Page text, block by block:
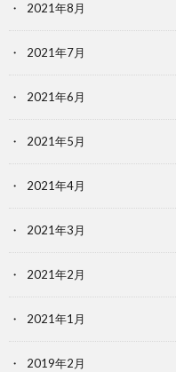
2021年8月
2021年7月
2021年6月
2021年5月
2021年4月
2021年3月
2021年2月
2021年1月
2019年2月